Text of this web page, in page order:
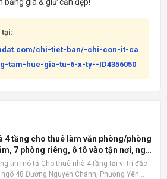
tại:
chi-tiet-ban/-chi-con-it-ca
tam-hue-gia-tu-6-x-ty--ID4356050
4 tầng cho thuê làm văn phòng/phòng
7 phòng riêng, ô tô vào tận nơi, ngõ
Chánh
tin mô tả Cho thuê nhà 4 tầng tại vị trí đắc
48 Đường Nguyễn Chánh, Phường Yên